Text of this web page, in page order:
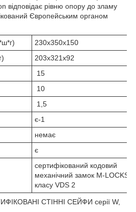
відповідає рівню опору до зламу
Європейським органом
230х350х150
203х321х92
15
10
1,5
є-1
немає
є
сертифікований кодовий
механічний замок M-LOCKS
класу VDS 2
СТІННІ СЕЙФИ серії W,